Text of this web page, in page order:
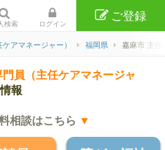
検索 ログイン
ご登録
アマネージャー） 福岡県 嘉麻市 主任
員（主任ケアマネージャ
報
相談はこちら ▼